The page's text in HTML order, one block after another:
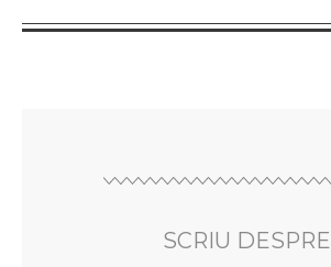
SCRIU DESPRE